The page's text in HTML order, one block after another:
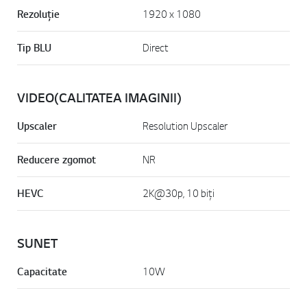
Rezoluție 1920 x 1080
Tip BLU Direct
VIDEO(CALITATEA IMAGINII)
Upscaler Resolution Upscaler
Reducere zgomot NR
HEVC 2K@30p, 10 biți
SUNET
Capacitate 10W